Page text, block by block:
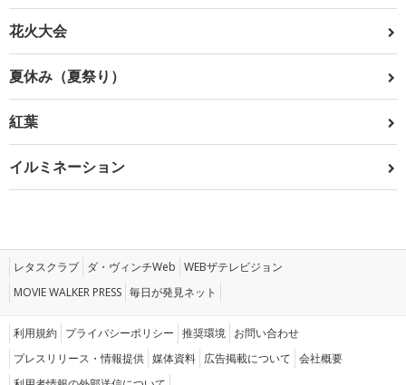
花火大会
夏休み（夏祭り）
紅葉
イルミネーション
レタスクラブ ダ・ヴィンチWeb WEBザテレビジョン
MOVIE WALKER PRESS 毎日が発見ネット
利用規約 プライバシーポリシー 推奨環境 お問い合わせ
プレスリリース・情報提供 媒体資料 広告掲載について 会社概要